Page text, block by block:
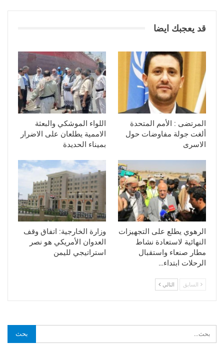
قد يعجبك ايضا
المرتضى : الأمم المتحدة
ألغت جولة مفاوضات حول
الاسرى
اللواء الموشكي والبعثة
الاممية يطلعان على الاضرار
بميناء الحديدة
الرهوي يطلع على التجهيزات
النهائية لاستعادة نشاط
مطار صنعاء واستقبال
الرحلات ابتداء…
وزارة الخارجية: اتفاق وقف
العدوان الأمريكي هو نصر
استراتيجي لليمن
السابق التالي